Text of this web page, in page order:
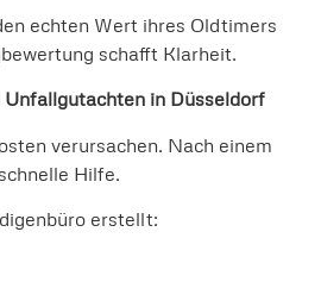
echten Wert ihres Oldtimers
schafft Klarheit.
Unfallgutachten in Düsseldorf
verursachen. Nach einem
Hilfe.
erstellt: